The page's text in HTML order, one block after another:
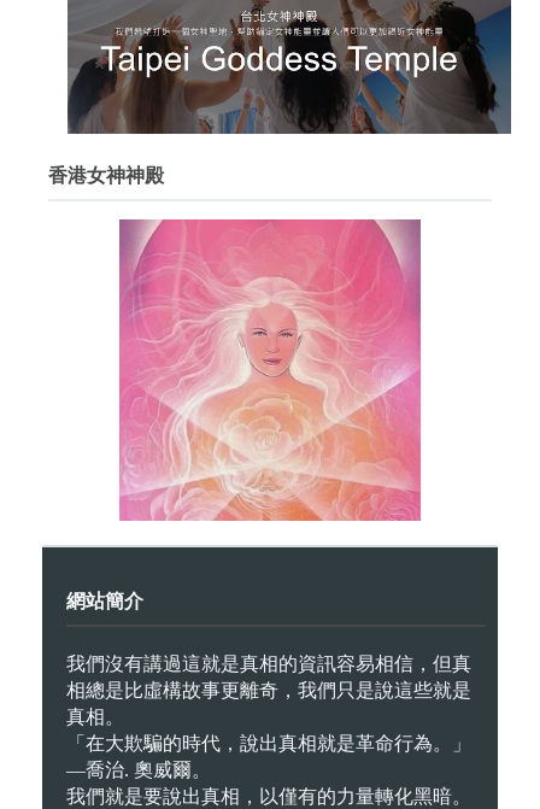
香港女神神殿
網站簡介
我們沒有講過這就是真相的資訊容易相信，但真
相總是比虛構故事更離奇，我們只是說這些就是
真相。
「在大欺騙的時代，說出真相就是革命行為。」
—喬治. 奧威爾。
我們就是要說出真相，以僅有的力量轉化黑暗。